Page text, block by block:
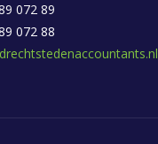
072 89
072 88